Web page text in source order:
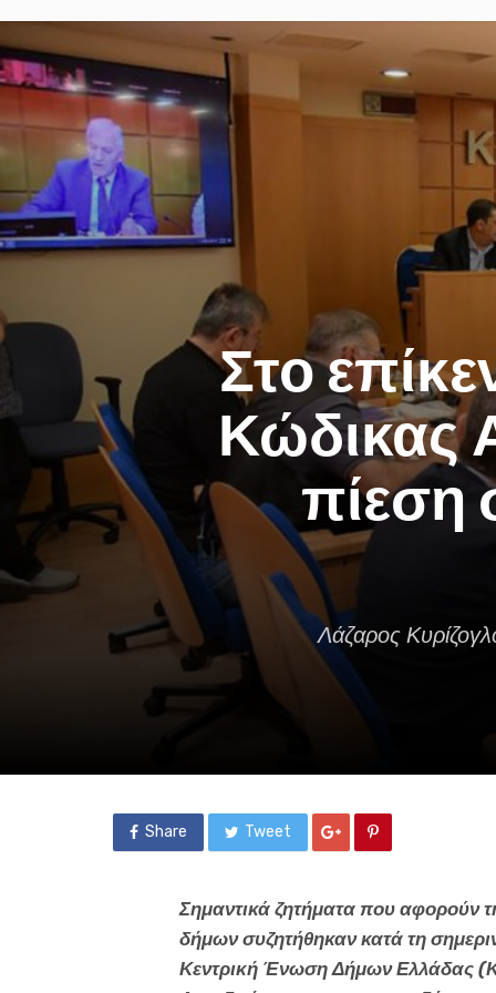
Στο
Κώδικας
πίεση
Λάζαρος
Share Tweet
Σημαντικά ζητήματα που αφορούν
δήμων συζητήθηκαν κατά τη
Κεντρική Ένωση Δήμων Ελλάδας